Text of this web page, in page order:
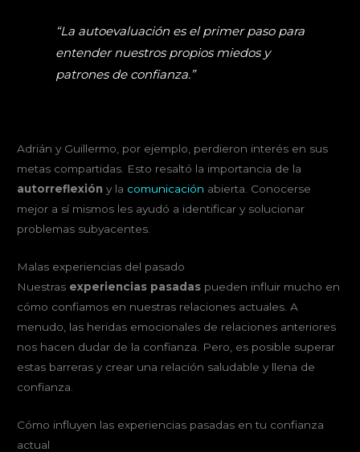
“La autoevaluación es el primer paso para
entender nuestros propios miedos y
patrones de confianza.”
Adrián y Guillermo, por ejemplo, perdieron interés en sus
metas compartidas. Esto resaltó la importancia de la
autorreflexión y la comunicación abierta. Conocerse
mejor a sí mismos les ayudó a identificar y solucionar
problemas subyacentes.
Malas experiencias del pasado
Nuestras experiencias pasadas pueden influir mucho en
cómo confiamos en nuestras relaciones actuales. A
menudo, las heridas emocionales de relaciones anteriores
nos hacen dudar de la confianza. Pero, es posible superar
estas barreras y crear una relación saludable y llena de
confianza.
Cómo influyen las experiencias pasadas en tu confianza
actual